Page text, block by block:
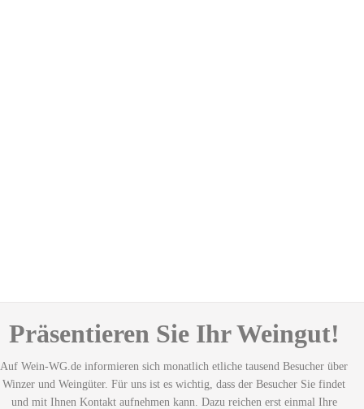
Präsentieren Sie Ihr Weingut!
Auf Wein-WG.de informieren sich monatlich etliche tausend Besucher über
Winzer und Weingüter. Für uns ist es wichtig, dass der Besucher Sie findet
und mit Ihnen Kontakt aufnehmen kann. Dazu reichen erst einmal Ihre